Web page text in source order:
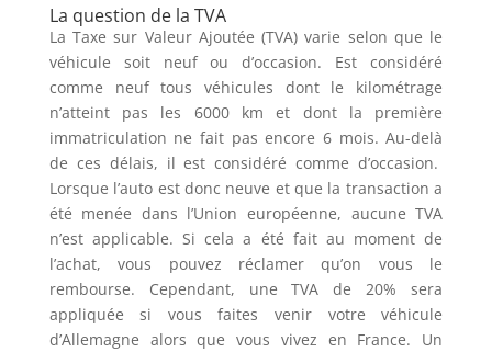
La question de la TVA
La Taxe sur Valeur Ajoutée (TVA) varie selon que le
véhicule soit neuf ou d’occasion. Est considéré
comme neuf tous véhicules dont le kilométrage
n’atteint pas les 6000 km et dont la première
immatriculation ne fait pas encore 6 mois. Au-delà
de ces délais, il est considéré comme d’occasion.
Lorsque l’auto est donc neuve et que la transaction a
été menée dans l’Union européenne, aucune TVA
n’est applicable. Si cela a été fait au moment de
l’achat, vous pouvez réclamer qu’on vous le
rembourse. Cependant, une TVA de 20% sera
appliquée si vous faites venir votre véhicule
d’Allemagne alors que vous vivez en France. Un